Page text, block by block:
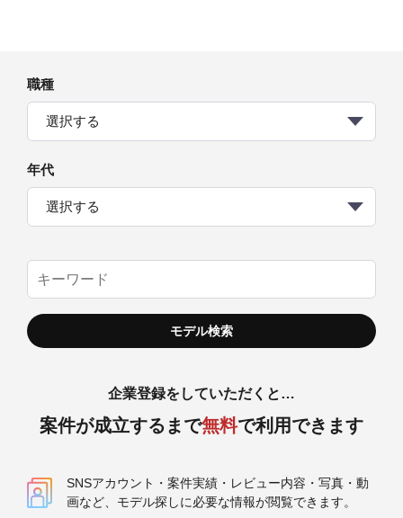
職種
選択する
年代
選択する
企業登録をしていただくと…
案件が成立するまで無料で利用できます
SNSアカウント・案件実績・レビュー内容・写真・動
画など、モデル探しに必要な情報が閲覧できます。